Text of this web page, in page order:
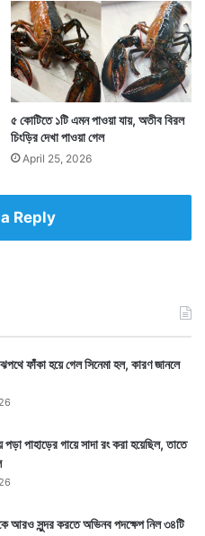
States of America
৫ কোটিতে ১টি এমন পাওয়া যায়, অতীব বিরল
চিংড়ির দেখা পাওয়া গেল
April 25, 2026
Reply
ফাঁকা হয়ে গেল সিনেমা হল, কারণ জানলে
পড়া পাহাড়ের গায়ে সাদা রং করা হয়েছিল, তাতে
আরও সুন্দর করতে অভিনব পদক্ষেপ নিল ৩৪টি